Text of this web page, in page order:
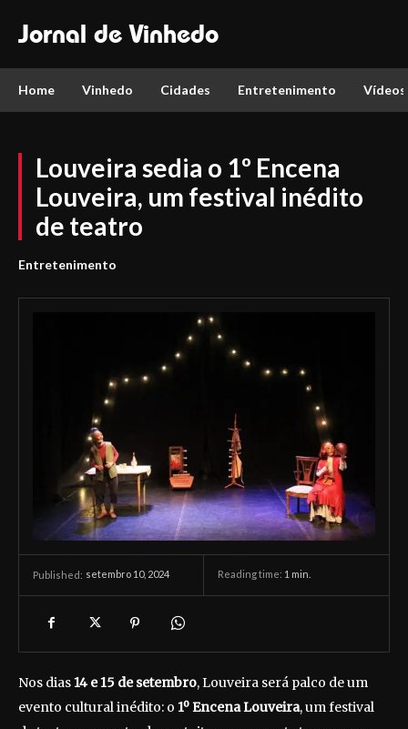
Jornal de Vinhedo
Home Vinhedo Cidades Entretenimento Vídeos
Louveira sedia o 1º Encena
Louveira, um festival inédito
de teatro
Entretenimento
Published: setembro 10, 2024 Reading time: 1 min.
Nos dias 14 e 15 de setembro, Louveira será palco de um
evento cultural inédito: o 1º Encena Louveira, um festival